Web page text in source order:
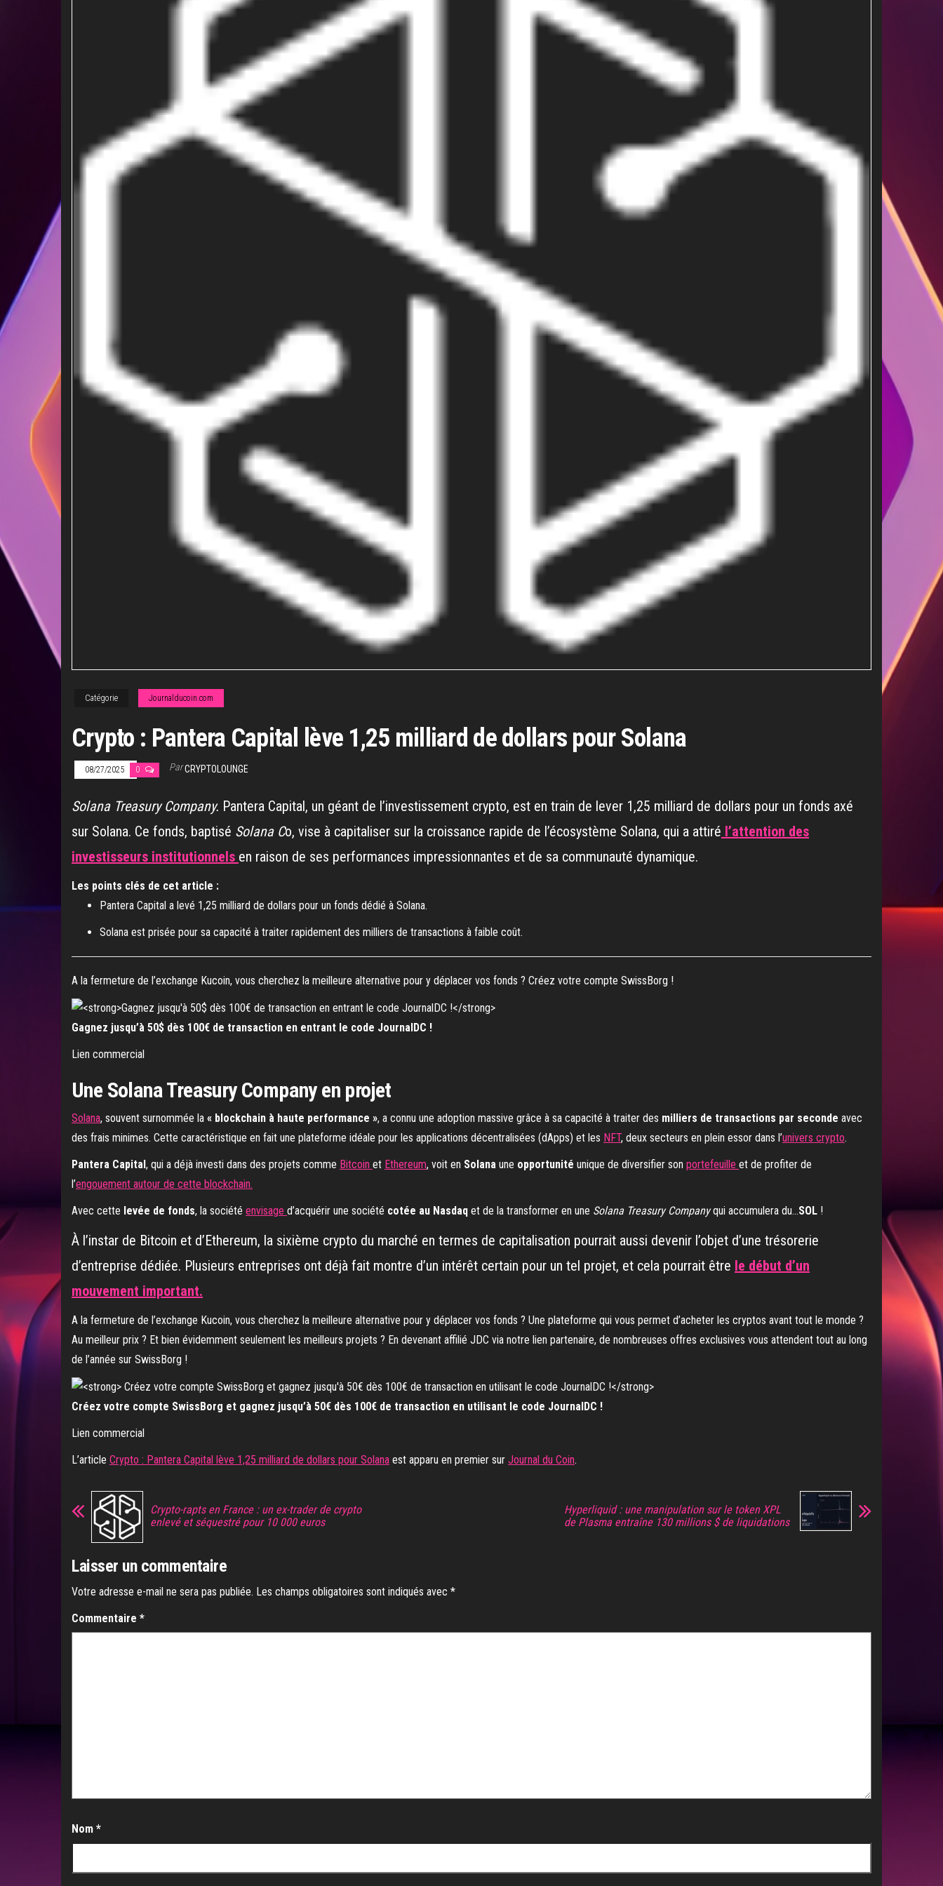
Catégorie Journalducoin.com
Crypto : Pantera Capital lève 1,25 milliard de dollars pour Solana
08/27/2025 0 ParCRYPTOLOUNGE
Solana Treasury Company. Pantera Capital, un géant de l’investissement crypto, est en train de lever 1,25 milliard de dollars pour un fonds axé
sur Solana. Ce fonds, baptisé Solana Co, vise à capitaliser sur la croissance rapide de l’écosystème Solana, qui a attiré l’attention des
investisseurs institutionnels en raison de ses performances impressionnantes et de sa communauté dynamique.
Les points clés de cet article :
Pantera Capital a levé 1,25 milliard de dollars pour un fonds dédié à Solana.
Solana est prisée pour sa capacité à traiter rapidement des milliers de transactions à faible coût.
A la fermeture de l’exchange Kucoin, vous cherchez la meilleure alternative pour y déplacer vos fonds ? Créez votre compte SwissBorg !
Gagnez jusqu’à 50$ dès 100€ de transaction en entrant le code JournalDC !
Lien commercial
Une Solana Treasury Company en projet
Solana, souvent surnommée la « blockchain à haute performance », a connu une adoption massive grâce à sa capacité à traiter des milliers de transactions par seconde avec
des frais minimes. Cette caractéristique en fait une plateforme idéale pour les applications décentralisées (dApps) et les NFT, deux secteurs en plein essor dans l’univers crypto.
Pantera Capital, qui a déjà investi dans des projets comme Bitcoin et Ethereum, voit en Solana une opportunité unique de diversifier son portefeuille et de profiter de
l’engouement autour de cette blockchain.
Avec cette levée de fonds, la société envisage d’acquérir une société cotée au Nasdaq et de la transformer en une Solana Treasury Companyqui accumulera du…SOL !
À l’instar de Bitcoin et d’Ethereum, la sixième crypto du marché en termes de capitalisation pourrait aussi devenir l’objet d’une trésorerie
d’entreprise dédiée. Plusieurs entreprises ont déjà fait montre d’un intérêt certain pour un tel projet, et cela pourrait être le début d’un
mouvement important.
A la fermeture de l’exchange Kucoin, vous cherchez la meilleure alternative pour y déplacer vos fonds ? Une plateforme qui vous permet d’acheter les cryptos avant tout le monde ?
Au meilleur prix ? Et bien évidemment seulement les meilleurs projets ? En devenant affilié JDC via notre lien partenaire, de nombreuses offres exclusives vous attendent tout au long
de l’année sur SwissBorg !
Créez votre compte SwissBorg et gagnez jusqu’à 50€ dès 100€ de transaction en utilisant le code JournalDC !
Lien commercial
L’article Crypto : Pantera Capital lève 1,25 milliard de dollars pour Solana est apparu en premier sur Journal du Coin.
Crypto-rapts en France : un ex-trader de crypto
enlevé et séquestré pour 10 000 euros
Hyperliquid : une manipulation sur le token XPL
de Plasma entraîne 130 millions $ de liquidations
Laisser un commentaire
Votre adresse e-mail ne sera pas publiée. Les champs obligatoires sont indiqués avec *
Commentaire *
Nom *